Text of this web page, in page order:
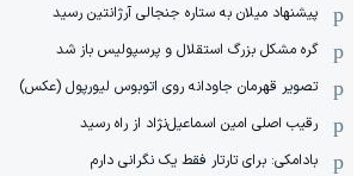
پیشنهاد میلان به ستاره جنجالی آرژانتین رسید
گره مشکل بزرگ استقلال و پرسپولیس باز شد
تصویر قهرمان جاودانه روی اتوبوس لیورپول (عکس)
رقیب اصلی امین اسماعیل‌نژاد از راه رسید
بادامکی: برای تارتار فقط یک نگرانی دارم